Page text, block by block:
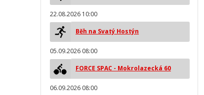
22.08.2026 10:00
Běh na Svatý Hostýn
05.09.2026 08:00
FORCE SPAC - Mokrolazecká 60
06.09.2026 08:00